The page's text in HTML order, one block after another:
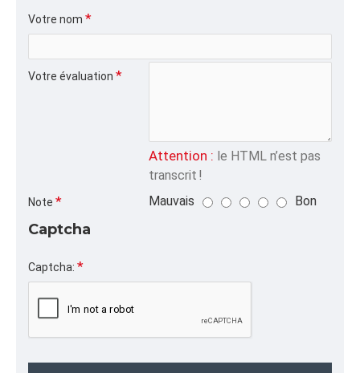
Sacs FIBC Jupe-Goulotte,SACS CONSTRUCTION
RÉNOVATION | SACS SABLE ET DÉBRIS
CHANTIER,Emballages pour Maraîchers
Votre nom
Votre évaluation
Attention : le HTML n’est pas
transcrit !
Note Mauvais Bon
Captcha
Captcha: